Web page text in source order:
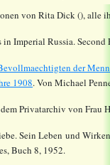
von Rita Dick (), alle
in Imperial Russia.
der
1908. Von Michael
Privatarchiv von
Sein Leben und
Buch 8, 1952.